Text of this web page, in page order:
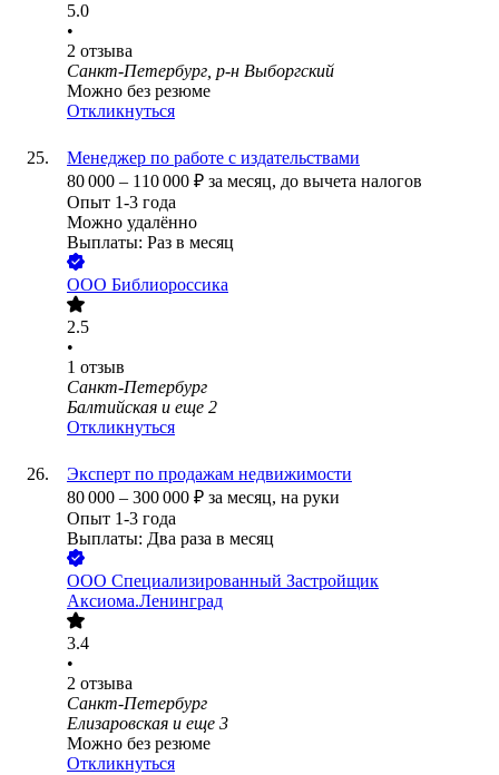
5.0
•
2 отзыва
Санкт-Петербург, р-н Выборгский
Можно без резюме
Откликнуться
Менеджер по работе с издательствами
80 000 – 110 000 ₽ за месяц, до вычета налогов
Опыт 1-3 года
Можно удалённо
Выплаты: Раз в месяц
ООО Библиороссика
2.5
•
1 отзыв
Санкт-Петербург
Балтийская и еще 2
Откликнуться
Эксперт по продажам недвижимости
80 000 – 300 000 ₽ за месяц, на руки
Опыт 1-3 года
Выплаты: Два раза в месяц
ООО Специализированный Застройщик
Аксиома.Ленинград
3.4
•
2 отзыва
Санкт-Петербург
Елизаровская и еще 3
Можно без резюме
Откликнуться